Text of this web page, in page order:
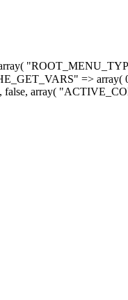
array(
=>
array(